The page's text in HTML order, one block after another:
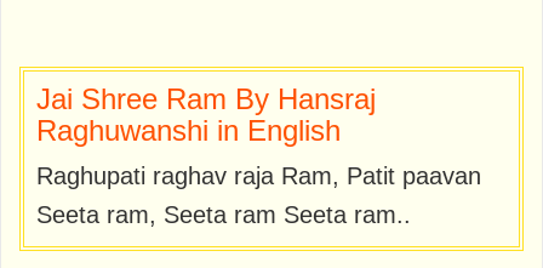
Jai Shree Ram By Hansraj
Raghuwanshi in English
Raghupati raghav raja Ram, Patit paavan
Seeta ram, Seeta ram Seeta ram..